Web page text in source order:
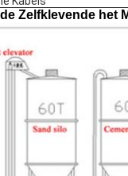
Zelfklevende het